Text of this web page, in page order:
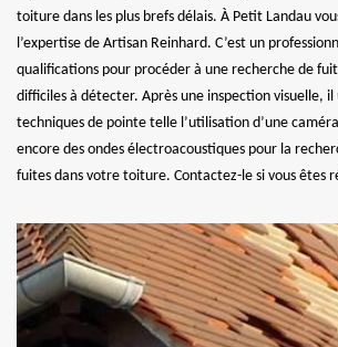
toiture dans les plus brefs délais. À Petit Landau
l’expertise de Artisan Reinhard. C’est un
qualifications pour procéder à une recherche de
difficiles à détecter. Après une inspection visuelle, il
techniques de pointe telle l’utilisation d’une
encore des ondes électroacoustiques pour la
fuites dans votre toiture. Contactez-le si vous êtes